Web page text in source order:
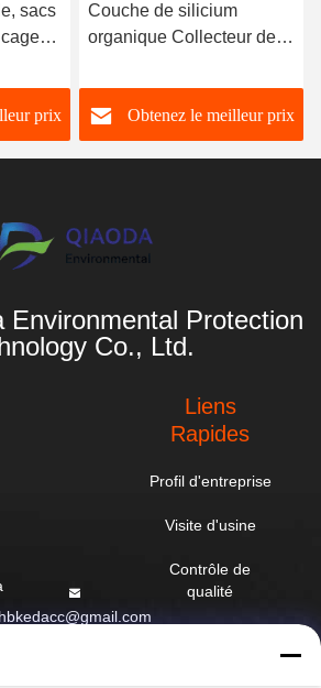
sacs
prix
Couche de silicium
organique Collecteur de
Filtre cage Baghouse
Filtre cages
Obtenez le meilleur prix
Environmental Protection
Co., Ltd.
hbkedacc@gmail.com
8188867
Liens
Rapides
Profil d'entreprise
Visite d'usine
Contrôle de
qualité